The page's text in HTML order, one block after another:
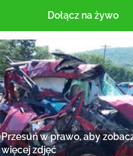
Dołącz na żywo
Przesuń w prawo, aby
więcej zdjęć